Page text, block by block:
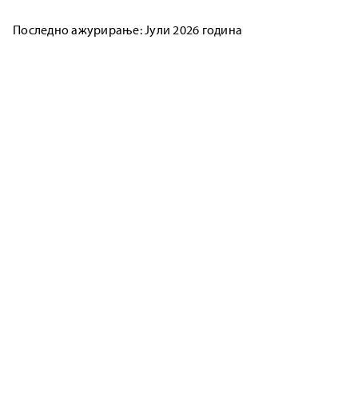
Последно ажурирање: Јули 2026 година